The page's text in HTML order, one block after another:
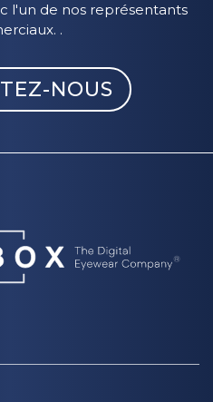
l'un de nos représentants
.
NOUS